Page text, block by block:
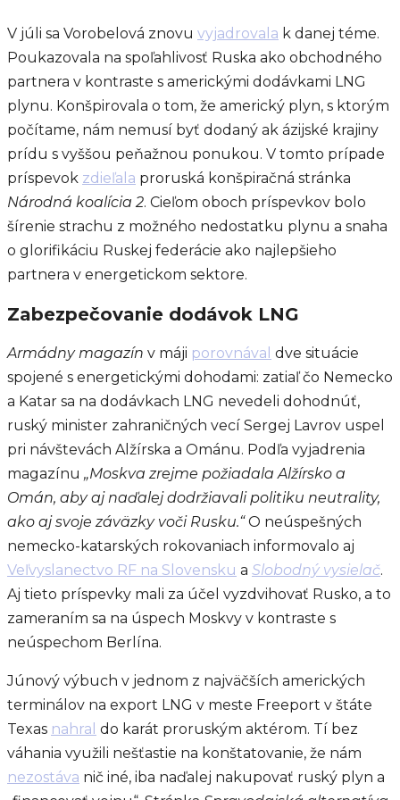
V júli sa Vorobelová znovu vyjadrovala k danej téme.
Poukazovala na spoľahlivosť Ruska ako obchodného
partnera v kontraste s americkými dodávkami LNG
plynu. Konšpirovala o tom, že americký plyn, s ktorým
počítame, nám nemusí byť dodaný ak ázijské krajiny
prídu s vyššou peňažnou ponukou. V tomto prípade
príspevok zdieľala proruská konšpiračná stránka
Národná koalícia 2. Cieľom oboch príspevkov bolo
šírenie strachu z možného nedostatku plynu a snaha
o glorifikáciu Ruskej federácie ako najlepšieho
partnera v energetickom sektore.
Zabezpečovanie dodávok LNG
Armádny magazín v máji porovnával dve situácie
spojené s energetickými dohodami: zatiaľ čo Nemecko
a Katar sa na dodávkach LNG nevedeli dohodnúť,
ruský minister zahraničných vecí Sergej Lavrov uspel
pri návštevách Alžírska a Ománu. Podľa vyjadrenia
magazínu „Moskva zrejme požiadala Alžírsko a
Omán, aby aj naďalej dodržiavali politiku neutrality,
ako aj svoje záväzky voči Rusku.“ O neúspešných
nemecko-katarských rokovaniach informovalo aj
Veľvyslanectvo RF na Slovensku a Slobodný vysielač.
Aj tieto príspevky mali za účel vyzdvihovať Rusko, a to
zameraním sa na úspech Moskvy v kontraste s
neúspechom Berlína.
Júnový výbuch v jednom z najväčších amerických
terminálov na export LNG v meste Freeport v štáte
Texas nahral do karát proruským aktérom. Tí bez
váhania využili nešťastie na konštatovanie, že nám
nezostáva nič iné, iba naďalej nakupovať ruský plyn a